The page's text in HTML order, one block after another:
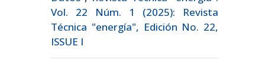
Vol. 22 Núm. 1 (2025): Revista
Técnica "energía", Edición No. 22,
ISSUE I